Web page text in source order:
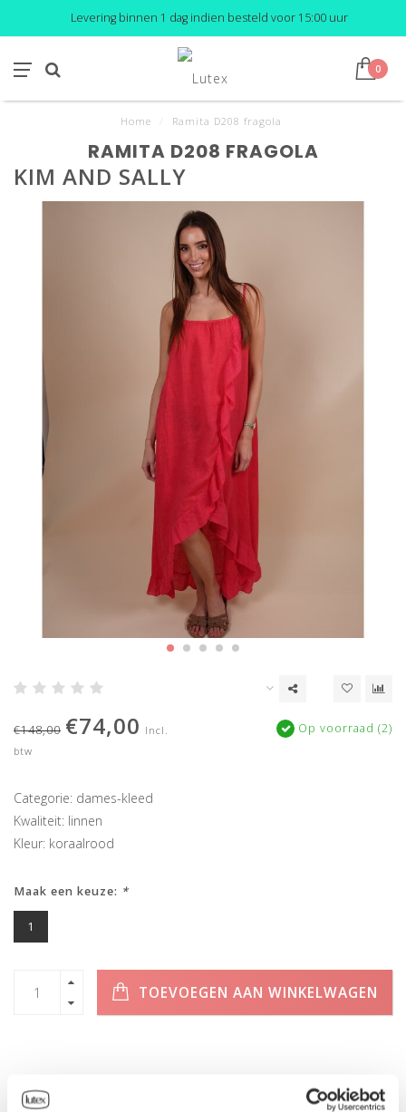
Levering binnen 1 dag indien besteld voor 15:00 uur
0
Home Ramita D208 fragola
RAMITA D208 FRAGOLA
KIM AND SALLY
€148,00 €74,00 Incl.
btw
Op voorraad (2)
Categorie: dames-kleed
Kwaliteit: linnen
Kleur: koraalrood
Maak een keuze: *
1
TOEVOEGEN AAN WINKELWAGEN